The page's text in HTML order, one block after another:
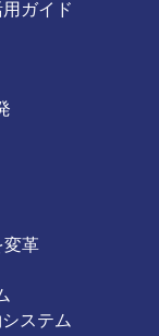
ガイド
変革
ステム